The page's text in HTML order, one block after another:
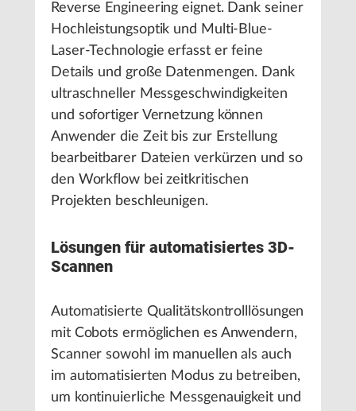
Reverse Engineering eignet. Dank seiner
Hochleistungsoptik und Multi-Blue-
Laser-Technologie erfasst er feine
Details und große Datenmengen. Dank
ultraschneller Messgeschwindigkeiten
und sofortiger Vernetzung können
Anwender die Zeit bis zur Erstellung
bearbeitbarer Dateien verkürzen und so
den Workflow bei zeitkritischen
Projekten beschleunigen.
Lösungen für automatisiertes 3D-
Scannen
Automatisierte Qualitätskontrolllösungen
mit Cobots ermöglichen es Anwendern,
Scanner sowohl im manuellen als auch
im automatisierten Modus zu betreiben,
um kontinuierliche Messgenauigkeit und